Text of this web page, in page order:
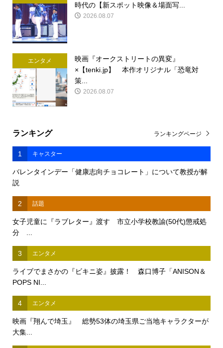
時代の【新スポット映像＆場面写...
2026.08.07
エンタメ
映画『オークストリートの異変』
×【tenki.jp】 本作オリジナル「恐竜対
策...
2026.08.07
ランキング
1 キャスター
バレンタインデー「健康志向チョコレート」について教授が解
説
2 話題
女子児童に『ラブレター』渡す 市立小学校教諭(50代)懲戒処
分 ...
3 エンタメ
ライブでまさかの『ビキニ姿』披露！ 森口博子「ANISON＆
POPS NI...
4 エンタメ
映画『翔んで埼玉』 総勢53体の埼玉県ご当地キャラクターが
大集...
ランキングページ